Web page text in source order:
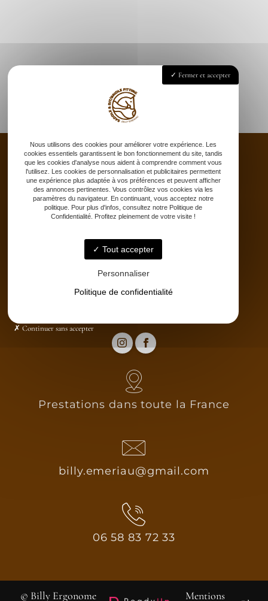
Accueil
Saddle fitting
Bit fitting
Stages
Partenaires
Catalogue
Contact
Prestations dans toute la France
billy.emeriau@gmail.com
06 58 83 72 33
© Billy Ergonome Mentions
Fermer et accepter
Nous utilisons des cookies pour améliorer votre expérience. Les
cookies essentiels garantissent le bon fonctionnement du site, tandis
que les cookies d'analyse nous aident à comprendre comment vous
l'utilisez. Les cookies de personnalisation et publicitaires permettent
une expérience plus adaptée à vos préférences et peuvent afficher
des annonces pertinentes. Vous contrôlez vos cookies via les
paramètres du navigateur. En continuant, vous acceptez notre
politique. Pour plus d'infos, consultez notre Politique de
Confidentialité. Profitez pleinement de votre visite !
Tout accepter
Personnaliser
Politique de confidentialité
Continuer sans accepter